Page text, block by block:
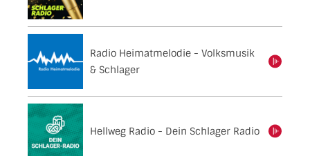
Radio Heimatmelodie - Volksmusik
& Schlager
Hellweg Radio - Dein Schlager Radio
einschalten